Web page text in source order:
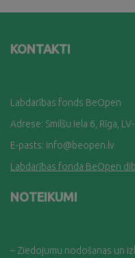
KONTAKTI
Labdarības fonds BeOpen
Adrese: Smilšu iela 6, Rīga,
E-pasts: info@beopen.lv
Labdarības fonda BeOpen
NOTEIKUMI
– Ziedojumu nodošanas un